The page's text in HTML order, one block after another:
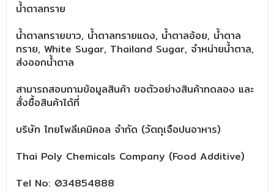
น้ำตาลทราย
น้ำตาลทรายขาว, น้ำตาลทรายแดง, น้ำตาลอ้อย, น้ำตาล
ทราย, White Sugar, Thailand Sugar, จำหน่ายน้ำตาล,
ส่งออกน้ำตาล
สามารถสอบถามข้อมูลสินค้า ขอตัวอย่างสินค้าทดลอง และ
สั่งซื้อสินค้าได้ที่
บริษัท ไทยโพลีเคมิคอล จำกัด (วัตถุเจือปนอาหาร)
Thai Poly Chemicals Company (Food Additive)
Tel No: 034854888